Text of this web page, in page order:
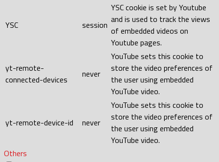
YSC session
YSC cookie is set by Youtube
and is used to track the views
of embedded videos on
Youtube pages.
yt-remote-
connected-devices
never
YouTube sets this cookie to
store the video preferences of
the user using embedded
YouTube video.
yt-remote-device-id never
YouTube sets this cookie to
store the video preferences of
the user using embedded
YouTube video.
Others